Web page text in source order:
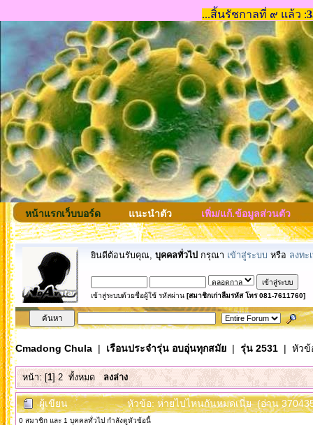
หน้าแรกเว็บบอร์ด แนะนำตัว เพิ่ม/แก้.ข้อมูลส่วนตัว
ยินดีต้อนรับคุณ, บุคคลทั่วไป กรุณา เข้าสู่ระบบ หรือ ลงทะ
เข้าสู่ระบบด้วยชื่อผู้ใช้ รหัสผ่าน [สมาชิกเก่าลืมรหัส โทร 081-7611760]
Cmadong Chula| เรือนประจำรุ่น อบอุ่นทุกสมัย| รุ่น 2531| หัวข้
หน้า: [1]2 ทั้งหมด ลงล่าง
ผู้เขียน หัวข้อ: หายไปไหนกันหมดเนี่ย (อ่าน
0 สมาชิก และ 1 บุคคลทั่วไป กำลังดูหัวข้อนี้